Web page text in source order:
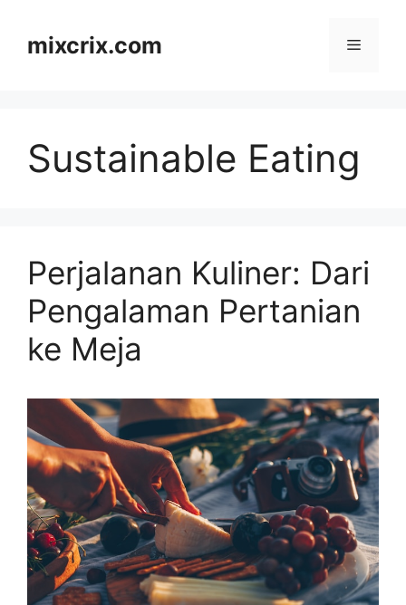
contentmixcrix.com Menu
Sustainable Eating
Perjalanan Kuliner: Dari
Pengalaman Pertanian
ke Meja